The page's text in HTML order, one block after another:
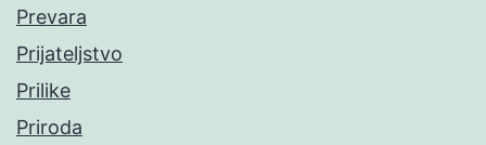
Prevara
Prijateljstvo
Prilike
Priroda